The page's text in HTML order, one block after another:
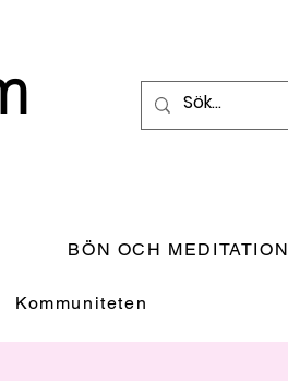
BÖN OCH MEDITATION
Kommuniteten